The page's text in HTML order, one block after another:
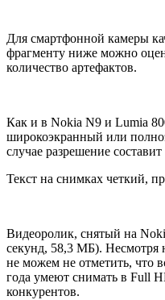
Для смартфонной камеры
фрагменту ниже можно
количество артефактов.
Как и в Nokia N9 и Lumia
широкоэкранный или
случае разрешение
Текст на снимках четкий,
Видеоролик, снятый на
секунд, 58,3 МБ). Несмотря
не можем не отметить, что
года умеют снимать в Full
конкурентов.